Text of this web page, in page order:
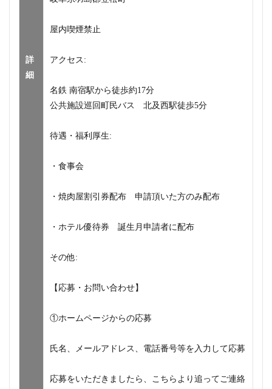
詳
細
屋内喫煙禁止
アクセス:
名鉄 南宿駅から徒歩約17分
公共施設巡回町民バス 北及西駅徒歩5分
待遇・福利厚生:
・食事会
・焼肉屋割引券配布 申請頂いた方のみ配布
・ホテル優待券 誕生月申請者に配布
その他:
【応募・お問い合わせ】
①ホームページからの応募
氏名、メールアドレス、電話番号等を入力して応募
応募をいただきましたら、こちらより追ってご連絡